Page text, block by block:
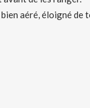
aéré, éloigné de